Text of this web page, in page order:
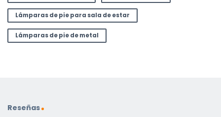
Lámparas de pie para sala de estar
Lámparas de pie de metal
Reseñas